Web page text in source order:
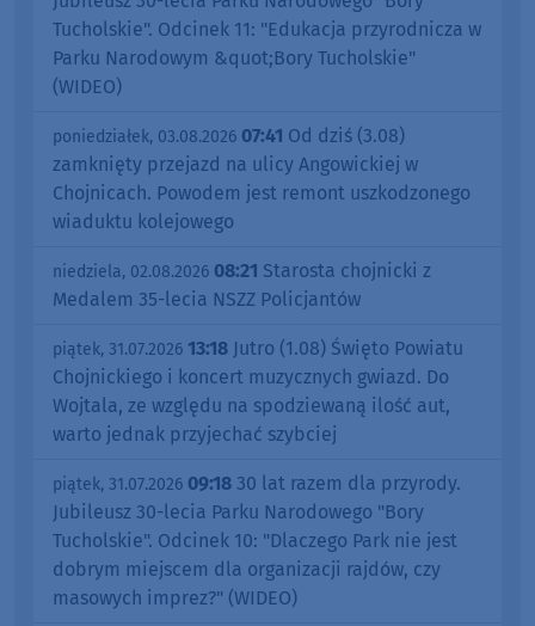
Tucholskie". Odcinek 11: "Edukacja przyrodnicza w
Parku Narodowym &quot;Bory Tucholskie"
(WIDEO)
poniedziałek, 03.08.2026 07:41 Od dziś (3.08)
zamknięty przejazd na ulicy Angowickiej w
Chojnicach. Powodem jest remont uszkodzonego
wiaduktu kolejowego
niedziela, 02.08.2026 08:21 Starosta chojnicki z
Medalem 35-lecia NSZZ Policjantów
piątek, 31.07.2026 13:18 Jutro (1.08) Święto Powiatu
Chojnickiego i koncert muzycznych gwiazd. Do
Wojtala, ze względu na spodziewaną ilość aut,
warto jednak przyjechać szybciej
piątek, 31.07.2026 09:18 30 lat razem dla przyrody.
Jubileusz 30-lecia Parku Narodowego "Bory
Tucholskie". Odcinek 10: "Dlaczego Park nie jest
dobrym miejscem dla organizacji rajdów, czy
masowych imprez?" (WIDEO)